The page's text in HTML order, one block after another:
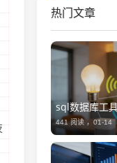
热门文章
sql数据库工
441 阅读 ，01-14